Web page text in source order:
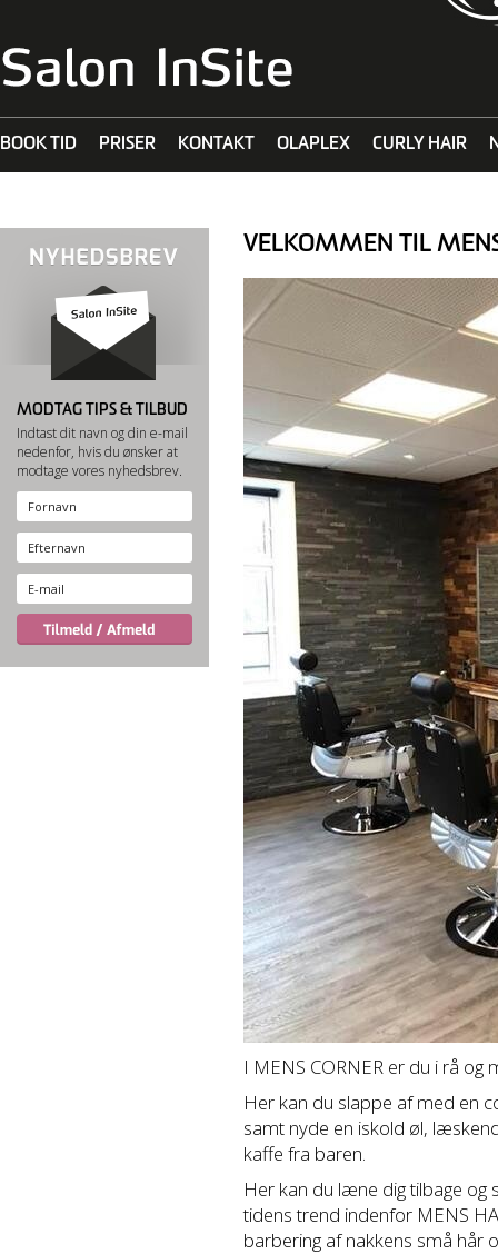
BOOK TID PRISER KONTAKT OLAPLEX CURLY HAIR
MODTAG TIPS & TILBUD
Indtast dit navn og din e-mail
nedenfor, hvis du ønsker at
modtage vores nyhedsbrev.
VELKOMMEN TIL
I MENS CORNER er du i rå og
Her kan du slappe af med en
samt nyde en iskold øl,
kaffe fra baren.
Her kan du læne dig tilbage
tidens trend indenfor MENS
barbering af nakkens små hår